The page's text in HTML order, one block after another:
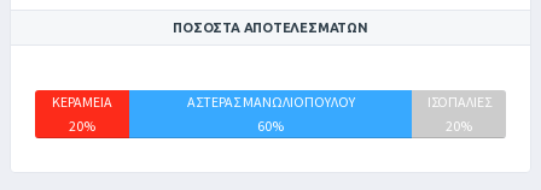
ΠΟΣΟΣΤΆ ΑΠΟΤΕΛΕΣΜΆΤΩΝ
ΚΕΡΑΜΕΙΑ
20%
ΑΣΤΕΡΑΣ ΜΑΝΩΛΙΟΠΟΥΛΟΥ
60%
ΙΣΟΠΑΛΙΕΣ
20%